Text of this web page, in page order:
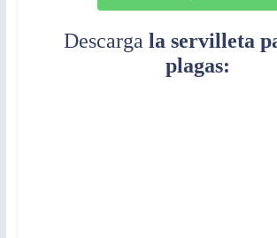
Descargala servilleta
plagas: